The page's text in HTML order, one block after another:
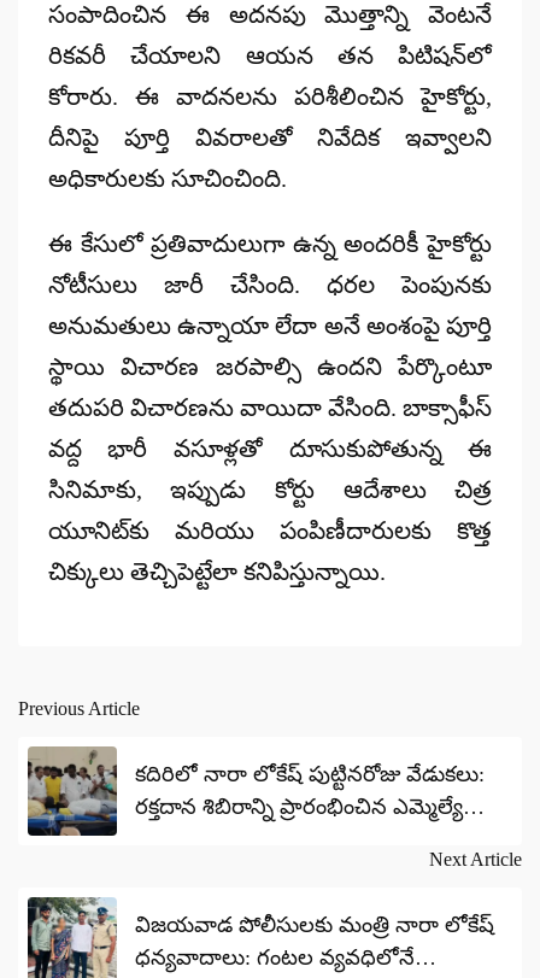
సంపాదించిన ఈ అదనపు మొత్తాన్ని వెంటనే
రికవరీ చేయాలని ఆయన తన పిటిషన్‌లో
కోరారు. ఈ వాదనలను పరిశీలించిన హైకోర్టు,
దీనిపై పూర్తి వివరాలతో నివేదిక ఇవ్వాలని
అధికారులకు సూచించింది.
ఈ కేసులో ప్రతివాదులుగా ఉన్న అందరికీ హైకోర్టు
నోటీసులు జారీ చేసింది. ధరల పెంపునకు
అనుమతులు ఉన్నాయా లేదా అనే అంశంపై పూర్తి
స్థాయి విచారణ జరపాల్సి ఉందని పేర్కొంటూ
తదుపరి విచారణను వాయిదా వేసింది. బాక్సాఫీస్
వద్ద భారీ వసూళ్లతో దూసుకుపోతున్న ఈ
సినిమాకు, ఇప్పుడు కోర్టు ఆదేశాలు చిత్ర
యూనిట్‌కు మరియు పంపిణీదారులకు కొత్త
చిక్కులు తెచ్చిపెట్టేలా కనిపిస్తున్నాయి.
Post
navigation
Previous Article
కదిరిలో నారా లోకేష్ పుట్టినరోజు వేడుకలు:
రక్తదాన శిబిరాన్ని ప్రారంభించిన ఎమ్మెల్యే
Next Article
విజయవాడ పోలీసులకు మంత్రి నారా లోకేష్
ధన్యవాదాలు: గంటల వ్యవధిలోనే